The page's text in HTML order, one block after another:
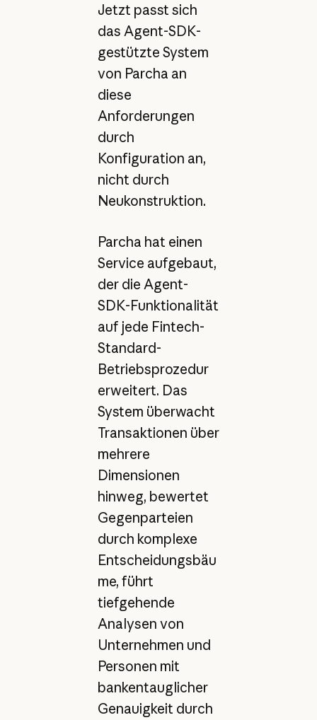
Jetzt passt sich
das Agent-SDK-
gestützte System
von Parcha an
diese
Anforderungen
durch
Konfiguration an,
nicht durch
Neukonstruktion.
Parcha hat einen
Service aufgebaut,
der die Agent-
SDK-Funktionalität
auf jede Fintech-
Standard-
Betriebsprozedur
erweitert. Das
System überwacht
Transaktionen über
mehrere
Dimensionen
hinweg, bewertet
Gegenparteien
durch komplexe
Entscheidungsbäu
me, führt
tiefgehende
Analysen von
Unternehmen und
Personen mit
bankentauglicher
Genauigkeit durch